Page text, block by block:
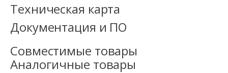
Техническая карта
Документация и ПО
Совместимые товары
Аналогичные товары